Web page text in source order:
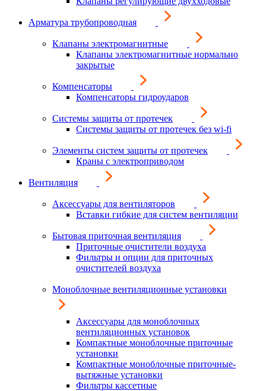
Арматура трубопроводная
Клапаны электромагнитные
Клапаны электромагнитные нормально
закрытые
Компенсаторы
Компенсаторы гидроударов
Системы защиты от протечек
Системы защиты от протечек без wi-fi
Элементы систем защиты от протечек
Краны с электроприводом
Вентиляция
Аксессуары для вентиляторов
Вставки гибкие для систем вентиляции
Бытовая приточная вентиляция
Приточные очистители воздуха
Фильтры и опции для приточных
очистителей воздуха
Моноблочные вентиляционные установки
Аксессуары для моноблочных
вентиляционных установок
Компактные моноблочные приточные
установки
Компактные моноблочные приточные-
вытяжные установки
Фильтры кассетные